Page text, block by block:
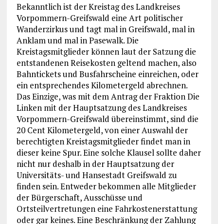
Bekanntlich ist der Kreistag des Landkreises
Vorpommern-Greifswald eine Art politischer
Wanderzirkus und tagt mal in Greifswald, mal in
Anklam und mal in Pasewalk. Die
Kreistagsmitglieder können laut der Satzung die
entstandenen Reisekosten geltend machen, also
Bahntickets und Busfahrscheine einreichen, oder
ein entsprechendes Kilometergeld abrechnen.
Das Einzige, was mit dem Antrag der Fraktion Die
Linken mit der Hauptsatzung des Landkreises
Vorpommern-Greifswald übereinstimmt, sind die
20 Cent Kilometergeld, von einer Auswahl der
berechtigten Kreistagsmitglieder findet man in
dieser keine Spur. Eine solche Klausel sollte daher
nicht nur deshalb in der Hauptsatzung der
Universitäts- und Hansestadt Greifswald zu
finden sein. Entweder bekommen alle Mitglieder
der Bürgerschaft, Ausschüsse und
Ortsteilvertretungen eine Fahrkostenerstattung
oder gar keines. Eine Beschränkung der Zahlung